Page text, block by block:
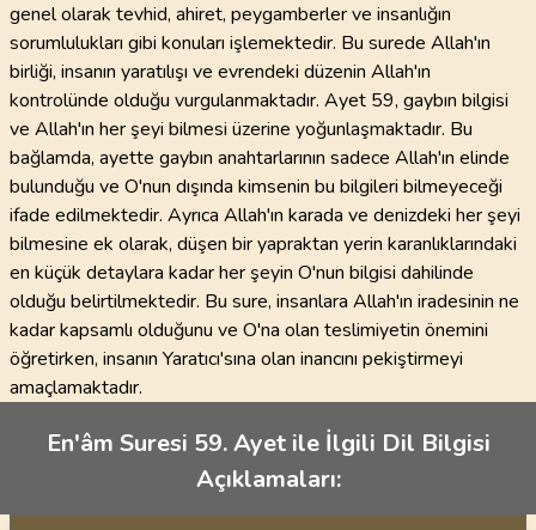
genel olarak tevhid, ahiret, peygamberler ve insanlığın
sorumlulukları gibi konuları işlemektedir. Bu surede Allah'ın
birliği, insanın yaratılışı ve evrendeki düzenin Allah'ın
kontrolünde olduğu vurgulanmaktadır. Ayet 59, gaybın bilgisi
ve Allah'ın her şeyi bilmesi üzerine yoğunlaşmaktadır. Bu
bağlamda, ayette gaybın anahtarlarının sadece Allah'ın elinde
bulunduğu ve O'nun dışında kimsenin bu bilgileri bilmeyeceği
ifade edilmektedir. Ayrıca Allah'ın karada ve denizdeki her şeyi
bilmesine ek olarak, düşen bir yapraktan yerin karanlıklarındaki
en küçük detaylara kadar her şeyin O'nun bilgisi dahilinde
olduğu belirtilmektedir. Bu sure, insanlara Allah'ın iradesinin ne
kadar kapsamlı olduğunu ve O'na olan teslimiyetin önemini
öğretirken, insanın Yaratıcı'sına olan inancını pekiştirmeyi
amaçlamaktadır.
En'âm Suresi 59. Ayet ile İlgili Dil Bilgisi
Açıklamaları: